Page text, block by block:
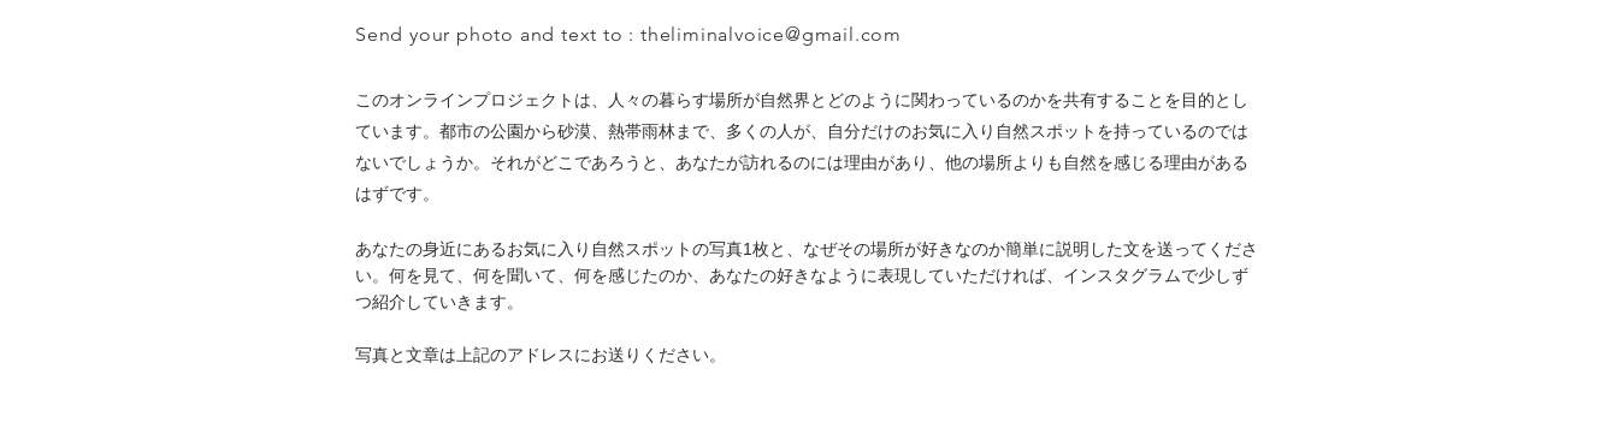
Send your photo and text to :theliminalvoice@gmail.com
このオンラインプロジェクトは、人々の暮らす場所が自然界とどのように関わっているのかを共有することを目的とし
ています。都市の公園から砂漠、熱帯雨林まで、多くの人が、自分だけのお気に入り自然スポットを持っているのでは
ないでしょうか。それがどこであろうと、あなたが訪れるのには理由があり、他の場所よりも自然を感じる理由がある
はずです。
あなたの身近にあるお気に入り自然スポットの写真1枚と、なぜその場所が好きなのか簡単に説明した文を送ってくださ
い。何を見て、何を聞いて、何を感じたのか、あなたの好きなように表現していただければ、インスタグラムで少しず
つ紹介していきます。
写真と文章は上記のアドレスにお送りください。